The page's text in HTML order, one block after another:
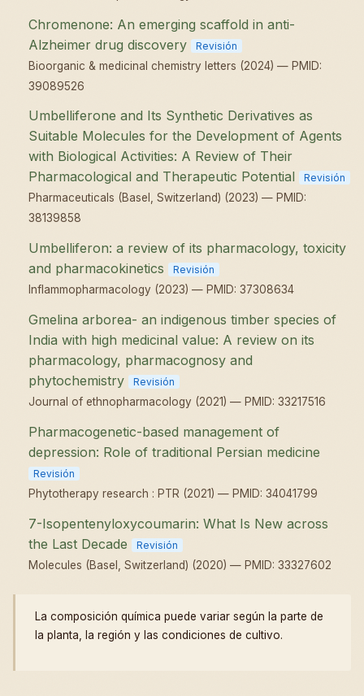
Chromenone: An emerging scaffold in anti-
Alzheimer drug discovery
Revisión
Bioorganic & medicinal chemistry letters (2024) — PMID:
39089526
Umbelliferone and Its Synthetic Derivatives as
Suitable Molecules for the Development of Agents
with Biological Activities: A Review of Their
Pharmacological and Therapeutic Potential
Revisión
Pharmaceuticals (Basel, Switzerland) (2023) — PMID:
38139858
Umbelliferon: a review of its pharmacology, toxicity
and pharmacokinetics
Revisión
Inflammopharmacology (2023) — PMID: 37308634
Gmelina arborea- an indigenous timber species of
India with high medicinal value: A review on its
pharmacology, pharmacognosy and
phytochemistry
Revisión
Journal of ethnopharmacology (2021) — PMID: 33217516
Pharmacogenetic-based management of
depression: Role of traditional Persian medicine
Revisión
Phytotherapy research : PTR (2021) — PMID: 34041799
7-Isopentenyloxycoumarin: What Is New across
the Last Decade
Revisión
Molecules (Basel, Switzerland) (2020) — PMID: 33327602
La composición química puede variar según la parte de
la planta, la región y las condiciones de cultivo.